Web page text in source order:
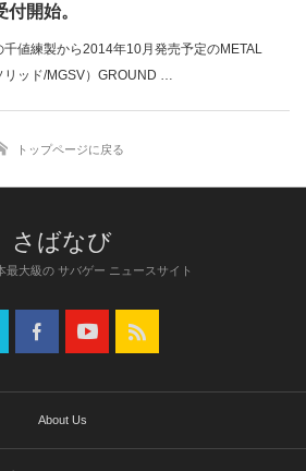
開始。
値練製から2014年10月発売予定のMETAL
リッド/MGSV）GROUND …
トップページに戻る
最大級の サバゲー ニュースサイト
About Us